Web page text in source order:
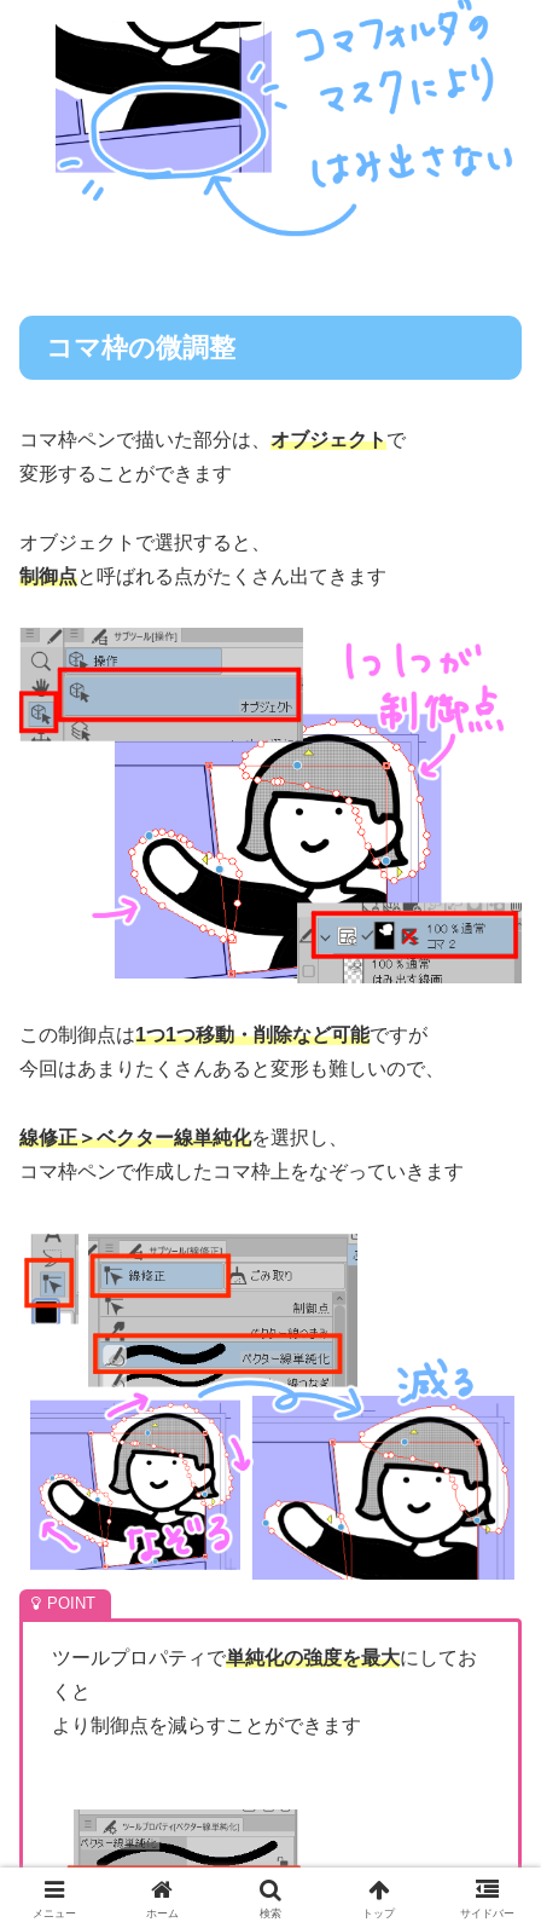
コマ枠の微調整
コマ枠ペンで描いた部分は、 オブジェクトで
変形することができます
オブジェクトで選択すると、
制御点と呼ばれる点がたくさん出てきます
この制御点は1つ1つ移動・削除など可能ですが
今回はあまりたくさんあると変形も難しいので、
線修正＞ベクター線単純化を選択し、
コマ枠ペンで作成したコマ枠上をなぞっていきます
ツールプロパティで単純化の強度を最大にしてお
くと
より制御点を減らすことができます
メニュー ホーム 検索 トップ サイドバー